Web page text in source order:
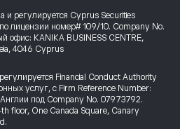
и регулируется Cyprus Securities
лицензии номер# 109/10. Company No.
офис: KANIKA BUSINESS CENTRE,
4046 Cyprus
Financial Conduct Authority
услуг, с Firm Reference Number:
под Company No. 07973792.
floor, One Canada Square, Canary